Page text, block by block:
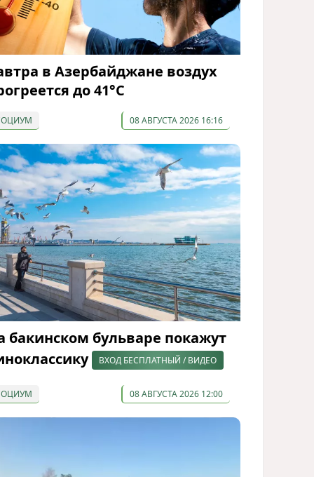
в Азербайджане воздух
до 41°С
08 АВГУСТА 2026 16:16
бакинском бульваре покажут
ВХОД БЕСПЛАТНЫЙ / ВИДЕО
08 АВГУСТА 2026 12:00